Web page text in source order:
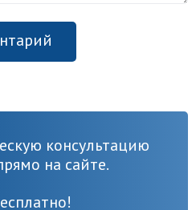
консультацию
на сайте.